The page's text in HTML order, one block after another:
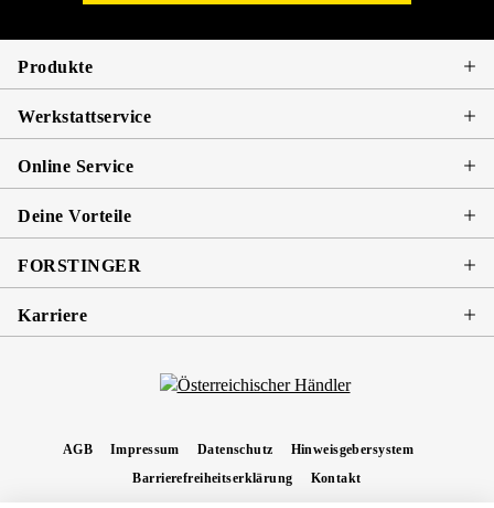
Produkte
Werkstattservice
Online Service
Deine Vorteile
FORSTINGER
Karriere
AGB Impressum Datenschutz
Hinweisgebersystem
Barrierefreiheitserklärung
Kontakt